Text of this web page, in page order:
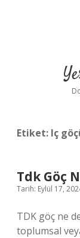
Etiket: Iç
Tdk Göç
Tarih: Eylül 17,
TDK göç ne
toplumsal